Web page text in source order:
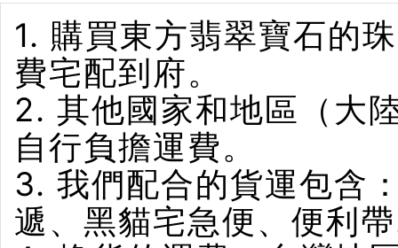
1. 購買東方翡翠寶石的
費宅配到府。
2. 其他國家和地區（大
自行負擔運費。
3. 我們配合的貨運包含
遞、黑貓宅急便、便利